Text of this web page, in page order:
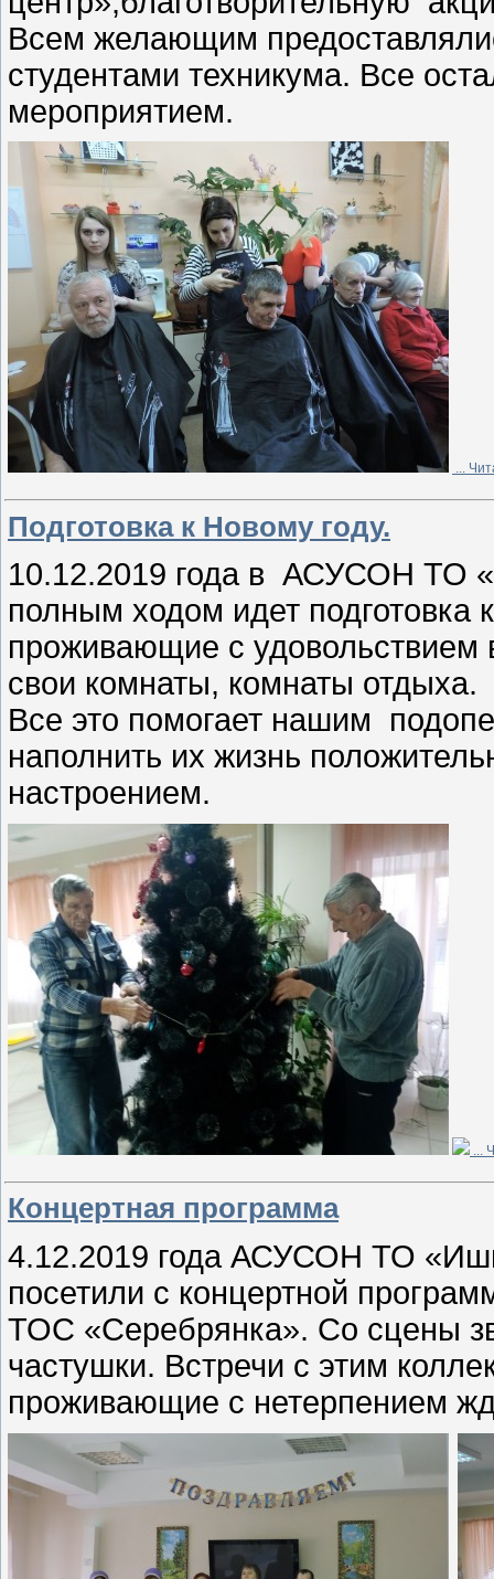
Всем желающим
студентами техникума. Все
мероприятием.
...
Подготовка к Новому году.
10.12.2019 года в АСУСОН ТО
полным ходом идет подготовка
проживающие с удовольствием
свои комнаты, комнаты отдыха.
Все это помогает нашим
наполнить их жизнь
настроением.
...
Концертная программа
4.12.2019 года АСУСОН ТО
посетили с концертной
ТОС «Серебрянка». Со сцены
частушки. Встречи с этим
проживающие с нетерпением